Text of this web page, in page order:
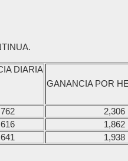
DIARIA
GANANCIA POR
2,306
1,862
1,938